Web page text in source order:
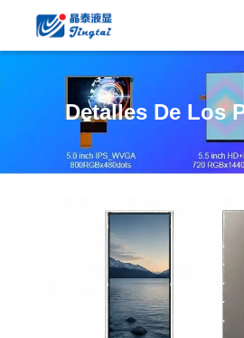
Detalles De Los